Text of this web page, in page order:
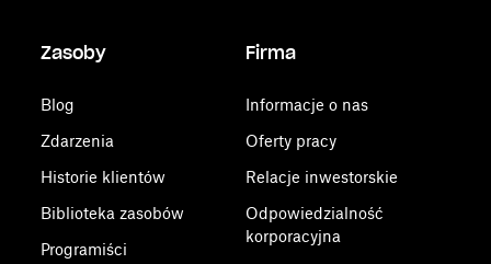
Zasoby
Blog
Zdarzenia
Historie klientów
Biblioteka zasobów
Programiści
Firma
Informacje o nas
Oferty pracy
Relacje inwestorskie
Odpowiedzialność
korporacyjna